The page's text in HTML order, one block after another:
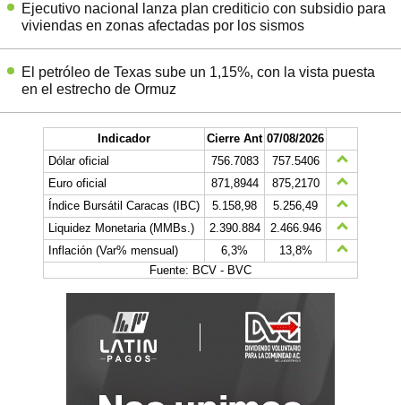
Ejecutivo nacional lanza plan crediticio con subsidio para
viviendas en zonas afectadas por los sismos
El petróleo de Texas sube un 1,15%, con la vista puesta
en el estrecho de Ormuz
Indicador Cierre Ant 07/08/2026
Dólar oficial
756.7083
757.5406
Euro oficial
871,8944
875,2170
Índice Bursátil Caracas (IBC)
5.158,98
5.256,49
Liquidez Monetaria (MMBs.)
2.390.884
2.466.946
Inflación (Var% mensual)
6,3%
13,8%
Fuente: BCV - BVC